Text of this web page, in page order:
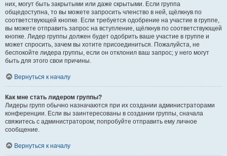
них, могут быть закрытыми или даже скрытыми. Если группа
общедоступна, то вы можете запросить членство в ней, щёлкнув по
соответствующей кнопке. Если требуется одобрение на участие в группе,
вы можете отправить запрос на вступление, щёлкнув по соответствующей
кнопке. Лидер группы должен будет одобрить ваше участие в группе и
может спросить, зачем вы хотите присоединиться. Пожалуйста, не
беспокойте лидера группы, если он отклонил ваш запрос; у него могут
быть для этого свои причины.
Вернуться к началу
Как мне стать лидером группы?
Лидеры групп обычно назначаются при их создании администраторами
конференции. Если вы заинтересованы в создании группы, сначала
свяжитесь с администратором; попробуйте отправить ему личное
сообщение.
Вернуться к началу